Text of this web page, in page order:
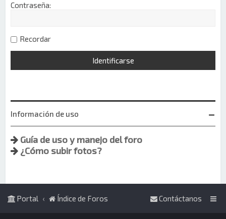
Contraseña:
Recordar
Información de uso
Guía de uso y manejo del foro
¿Cómo subir fotos?
Portal Índice de Foros Contáctanos